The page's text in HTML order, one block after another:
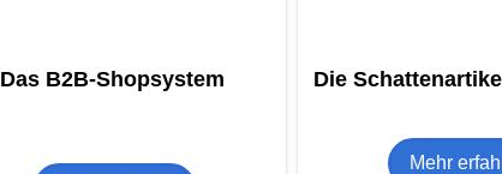
Das B2B-Shopsystem Die
Mehr